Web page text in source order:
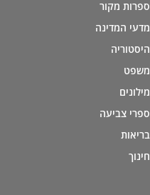
ספרות מקור
מדעי המדינה
היסטוריה
משפט
מילונים
ספרי צביעה
בריאות
חינוך